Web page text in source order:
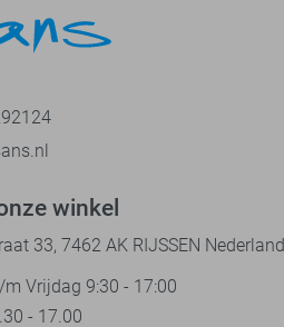
winkel
33, 7462 AK RIJSSEN Nederland
Vrijdag 9:30 - 17:00
- 17.00